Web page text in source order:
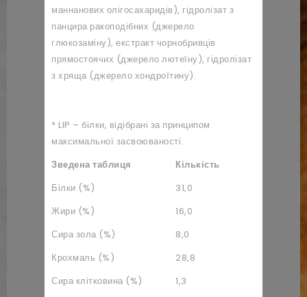
маннанових олігосахаридів), гідролізат з
панцира ракоподібних (джерело
глюкозаміну), екстракт чорнобривців
прямостоячих (джерело лютеїну), гідролізат
з хряща (джерело хондроїтину).
* LIP – білки, відібрані за принципом
максимальної засвоюваності.
Зведена таблиця
Кількість
Білки (%)
31,0
Жири (%)
16,0
Сира зола (%)
8,0
Крохмаль (%)
28,8
Сира клітковина (%)
1,3